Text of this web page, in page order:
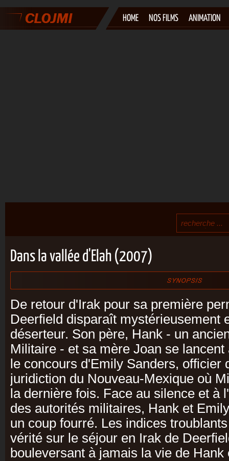
HOME NOS FILMS ANIMATION
Dans la vallée d'Elah (2007)
De retour d'Irak pour sa première
Deerfield disparaît mystérieusement
déserteur. Son père, Hank - un
Militaire - et sa mère Joan se
le concours d'Emily Sanders, officier
juridiction du Nouveau-Mexique où
la dernière fois. Face au silence et à
des autorités militaires, Hank et
un coup fourré. Les indices
vérité sur le séjour en Irak de
bouleversant à jamais la vie de